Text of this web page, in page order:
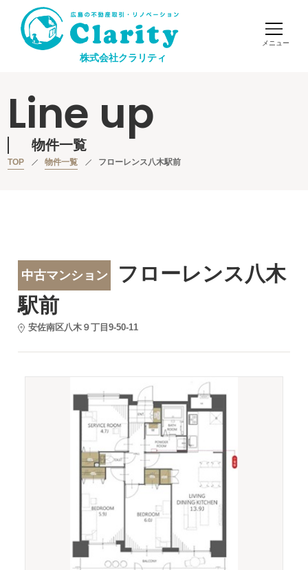
株式会社クラリティ
Line up
物件一覧
TOP 物件一覧 フローレンス八木駅前
中古マンション
フローレンス八木
駅前
安佐南区八木９丁目9-50-11